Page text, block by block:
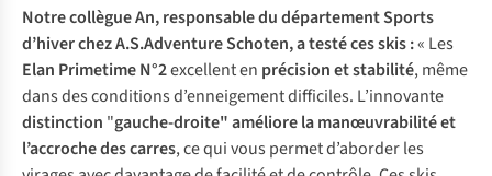
Notre collègue An, responsable du département Sports
d’hiver chez A.S.Adventure Schoten, a testé ces skis :« Les
Elan Primetime N°2excellent en précision et stabilité, même
dans des conditions d’enneigement difficiles. L’innovante
distinction "gauche-droite"améliore la manœuvrabilité et
l’accroche des carres, ce qui vous permet d’aborder les